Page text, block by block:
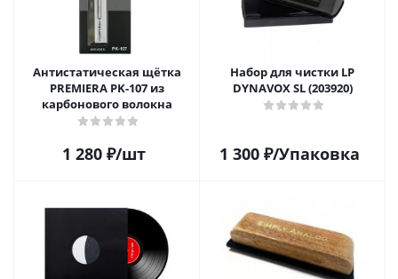
Антистатическая щётка
PREMIERA PK-107 из
карбонового волокна
1 280₽/шт
Набор для чистки LP
DYNAVOX SL (203920)
1 300₽/Упаковка